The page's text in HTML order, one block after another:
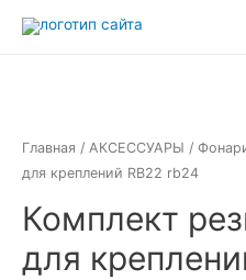
Главная / АКСЕССУАРЫ /
для креплений RB22 rb24
Комплект
для